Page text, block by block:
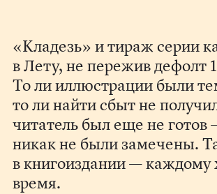
«Кладезь» и тираж серии
в Лету, не пережив дефолт
То ли иллюстрации были
то ли найти сбыт не
читатель был еще не
никак не были замечены.
в книгоиздании — каждому
время.